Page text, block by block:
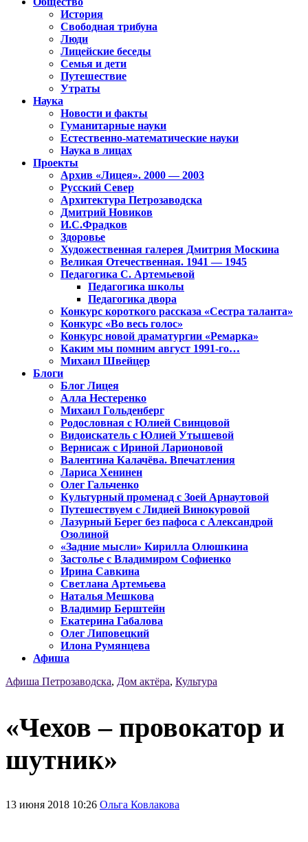
История
Свободная трибуна
Люди
Лицейские беседы
Семья и дети
Путешествие
Утраты
Наука
Новости и факты
Гуманитарные науки
Естественно-математические науки
Наука в лицах
Проекты
Архив «Лицея». 2000 — 2003
Русский Север
Архитектура Петрозаводска
Дмитрий Новиков
И.С.Фрадков
Здоровье
Художественная галерея Дмитрия Москина
Великая Отечественная. 1941 — 1945
Педагогика С. Артемьевой
Педагогика школы
Педагогика двора
Конкурс короткого рассказа «Сестра таланта»
Конкурс «Во весь голос»
Конкурс новой драматургии «Ремарка»
Каким мы помним август 1991-го…
Михаил Швейцер
Блоги
Блог Лицея
Алла Нестеренко
Михаил Гольденберг
Родословная с Юлией Свинцовой
Видоискатель с Юлией Утышевой
Вернисаж с Ириной Ларионовой
Валентина Калачёва. Впечатления
Лариса Хенинен
Олег Гальченко
Культурный променад с Зоей Арнаутовой
Путешествуем с Лидией Винокуровой
Лазурный Берег без пафоса с Александрой
Озолиной
«Задние мысли» Кирилла Олюшкина
Застолье с Владимиром Софиенко
Ирина Савкина
Светлана Артемьева
Наталья Мешкова
Владимир Берштейн
Екатерина Габалова
Олег Липовецкий
Илона Румянцева
Афиша
Афиша Петрозаводска, Дом актёра, Культура
«Чехов – провокатор и
шутник»
13 июня 2018 10:26 Ольга Ковлакова